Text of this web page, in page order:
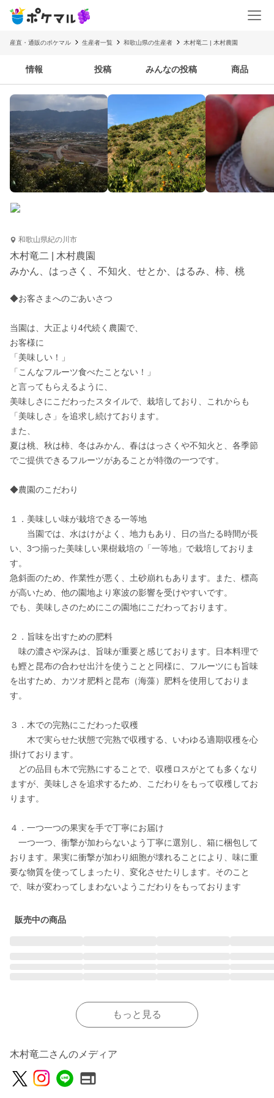
産直・通販のポケマル 生産者一覧 和歌山県の生産者 木村竜二 | 木村農園
情報 投稿 みんなの投稿 商品
和歌山県紀の川市
木村竜二 | 木村農園
みかん、はっさく、不知火、せとか、はるみ、柿、桃
◆お客さまへのごあいさつ
当園は、大正より4代続く農園で、
お客様に
「美味しい！」
「こんなフルーツ食べたことない！」
と言ってもらえるように、
美味しさにこだわったスタイルで、栽培しており、これからも
「美味しさ」を追求し続けております。
また、
夏は桃、秋は柿、冬はみかん、春ははっさくや不知火と、各季節
でご提供できるフルーツがあることが特徴の一つです。
◆農園のこだわり
１．美味しい味が栽培できる一等地
当園では、水はけがよく、地力もあり、日の当たる時間が長
い、3つ揃った美味しい果樹栽培の「一等地」で栽培しておりま
す。
急斜面のため、作業性が悪く、土砂崩れもあります。また、標高
が高いため、他の園地より寒波の影響を受けやすいです。
でも、美味しさのためにこの園地にこだわっております。
２．旨味を出すための肥料
味の濃さや深みは、旨味が重要と感じております。日本料理で
も鰹と昆布の合わせ出汁を使うことと同様に、フルーツにも旨味
を出すため、カツオ肥料と昆布（海藻）肥料を使用しておりま
す。
３．木での完熟にこだわった収穫
木で実らせた状態で完熟で収穫する、いわゆる適期収穫を心
掛けております。
どの品目も木で完熟にすることで、収穫ロスがとても多くなり
ますが、美味しさを追求するため、こだわりをもって収穫してお
ります。
４．一つ一つの果実を手で丁寧にお届け
一つ一つ、衝撃が加わらないよう丁寧に選別し、箱に梱包して
おります。果実に衝撃が加わり細胞が壊れることにより、味に重
要な物質を使ってしまったり、変化させたりします。そのこと
で、味が変わってしまわないようこだわりをもっております
販売中の商品
もっと見る
木村竜二さんのメディア